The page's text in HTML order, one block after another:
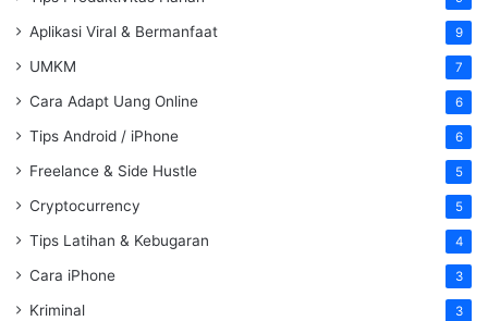
Aplikasi Viral & Bermanfaat 9
UMKM 7
Cara Adapt Uang Online 6
Tips Android / iPhone 6
Freelance & Side Hustle 5
Cryptocurrency 5
Tips Latihan & Kebugaran 4
Cara iPhone 3
Kriminal 3